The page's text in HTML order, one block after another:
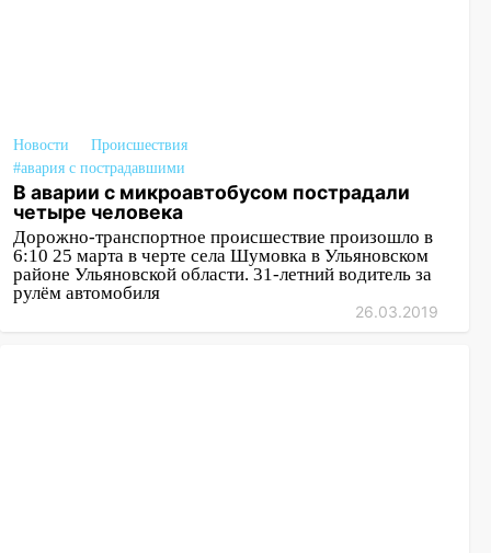
Новости
Происшествия
#авария с пострадавшими
В аварии с микроавтобусом пострадали
четыре человека
Дорожно-транспортное происшествие произошло в
6:10 25 марта в черте села Шумовка в Ульяновском
районе Ульяновской области. 31-летний водитель за
рулём автомобиля
26.03.2019